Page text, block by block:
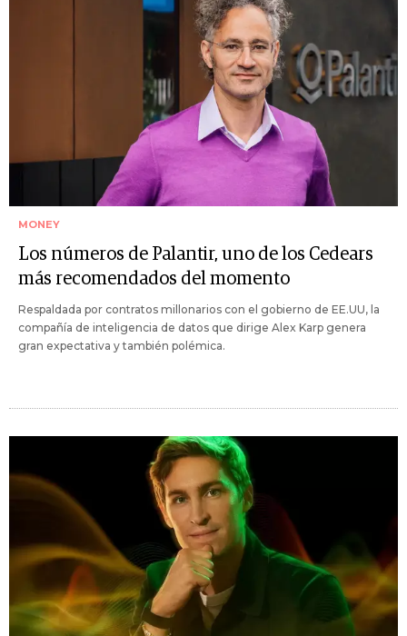
MONEY
Los números de Palantir, uno de los Cedears
más recomendados del momento
Respaldada por contratos millonarios con el gobierno de EE.UU, la
compañía de inteligencia de datos que dirige Alex Karp genera
gran expectativa y también polémica.